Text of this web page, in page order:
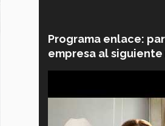
Programa enlace:
empresa al